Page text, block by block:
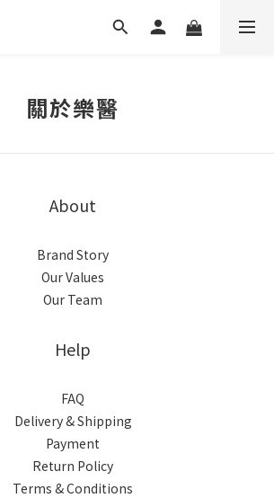
關於樂醫
About
Brand Story
Our Values
Our Team
Help
FAQ
Delivery & Shipping
Payment
Return Policy
Terms & Conditions